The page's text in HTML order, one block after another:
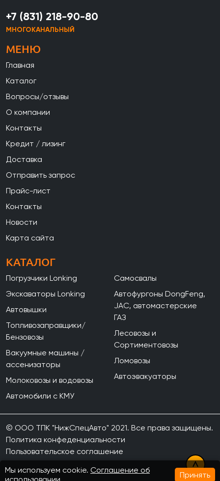
+7 (831) 218-90-80
МНОГОКАНАЛЬНЫЙ
МЕНЮ
Главная
Каталог
Вопросы/отзывы
О компании
Контакты
Кредит / лизинг
Доставка
Отправить запрос
Прайс-лист
Контакты
Новости
Карта сайта
КАТАЛОГ
Погрузчики Lonking
Экскаваторы Lonking
Автовышки
Топливозаправщики/
Бензовозы
Вакуумные машины /
ассенизаторы
Молоковозы и водовозы
Автомобили с КМУ
Самосвалы
Автофургоны DongFeng,
JAC, автомастерские
ГАЗ
Лесовозы и
Сортиментовозы
Ломовозы
Автоэвакуаторы
© ООО ТПК "НижСпецАвто" 2021. Все права защищены.
Политика конфеденциальности
Пользовательское соглашение
Мы используем cookie. Соглашение об
Принять